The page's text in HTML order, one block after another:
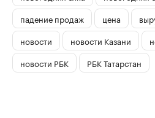
падение продаж
цена
новости
новости Казани
новости РБК
РБК Татарстан